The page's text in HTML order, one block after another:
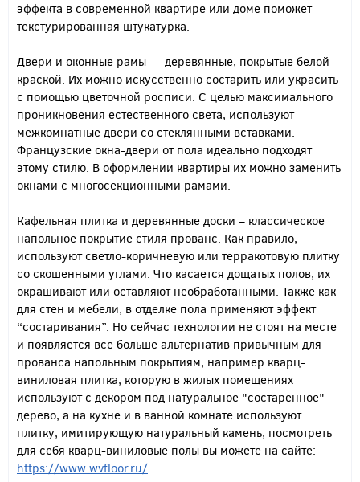
эффекта в современной квартире или доме поможет
текстурированная штукатурка.
Двери и оконные рамы — деревянные, покрытые белой
краской. Их можно искусственно состарить или украсить
с помощью цветочной росписи. С целью максимального
проникновения естественного света, используют
межкомнатные двери со стеклянными вставками.
Французские окна-двери от пола идеально подходят
этому стилю. В оформлении квартиры их можно заменить
окнами с многосекционными рамами.
Кафельная плитка и деревянные доски – классическое
напольное покрытие стиля прованс. Как правило,
используют светло-коричневую или терракотовую плитку
со скошенными углами. Что касается дощатых полов, их
окрашивают или оставляют необработанными. Также как
для стен и мебели, в отделке пола применяют эффект
“состаривания”. Но сейчас технологии не стоят на месте
и появляется все больше альтернатив привычным для
прованса напольным покрытиям, например кварц-
виниловая плитка, которую в жилых помещениях
используют с декором под натуральное "состаренное"
дерево, а на кухне и в ванной комнате используют
плитку, имитирующую натуральный камень, посмотреть
для себя кварц-виниловые полы вы можете на сайте:
https://www.wvfloor.ru/ .